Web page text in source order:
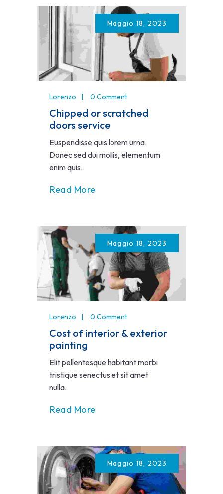
Maggio 18, 2023
Lorenzo 0 Comment
Chipped or scratched
doors service
Euspendisse quis lorem urna.
Donec sed dui mollis, elementum
enim quis.
Read More
Maggio 18, 2023
Lorenzo 0 Comment
Cost of interior & exterior
painting
Elit pellentesque habitant morbi
tristique senectus et sit amet
nulla.
Read More
Maggio 18, 2023